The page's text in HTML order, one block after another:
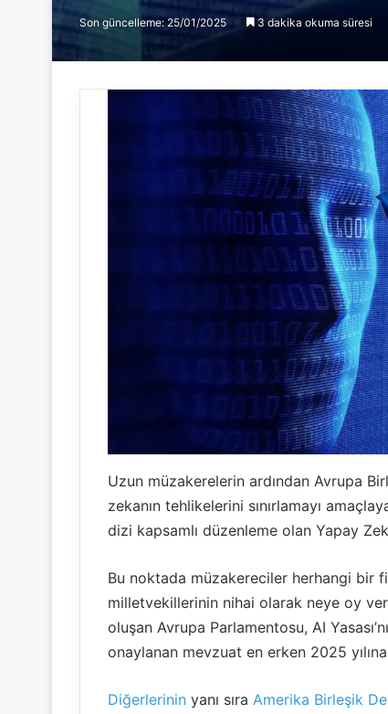
Son güncelleme: 25/01/2025 3 dakika okuma süresi
Uzun müzakerelerin ardından Avrupa
zekanın tehlikelerini sınırlamayı
dizi kapsamlı düzenleme olan Yapay
Bu noktada müzakereciler herhangi bir
milletvekillerinin nihai olarak neye oy
oluşan Avrupa Parlamentosu, AI
onaylanan mevzuat en erken 2025
Diğerlerinin yanı sıra Amerika Birleşik